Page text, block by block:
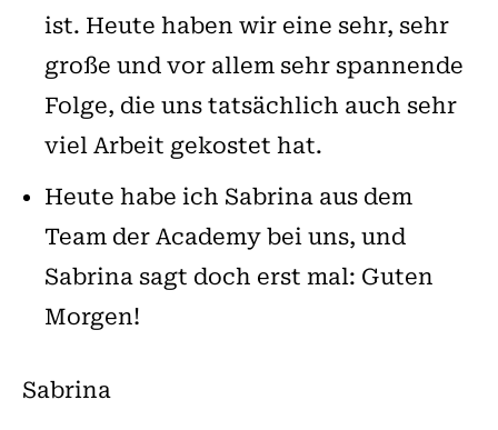
ist. Heute haben wir eine sehr, sehr
große und vor allem sehr spannende
Folge, die uns tatsächlich auch sehr
viel Arbeit gekostet hat.
Heute habe ich Sabrina aus dem
Team der Academy bei uns, und
Sabrina sagt doch erst mal: Guten
Morgen!
Sabrina